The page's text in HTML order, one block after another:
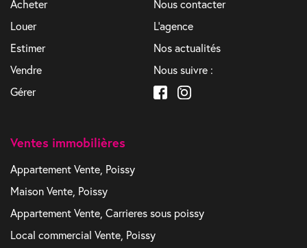
Acheter
Louer
Estimer
Vendre
Gérer
Nous contacter
L'agence
Nos actualités
Nous suivre :
Ventes immobilières
Appartement Vente, Poissy
Maison Vente, Poissy
Appartement Vente, Carrieres sous poissy
Local commercial Vente, Poissy